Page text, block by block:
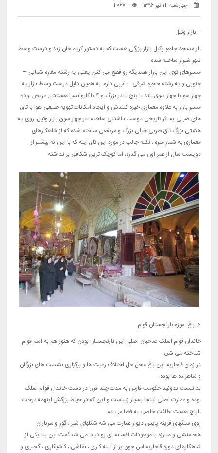
چهارشنبه 14 تیر 1396 4067
1. بازار وکیل
نار مسجد جامع وکیل بازار بزرگی هست که به دستور کریم خان زند و درست وسط
شهر شیراز ساخته شده.
مسیرهای توی این بازار همدیگه رو قطع می کنن یعنی یه رشته مغازه شمالی –
جنوبی و یه رشته حجره شرقی – غربی داره. به همین دلیل درست وسط بازار یه
چهار سو یا چهار سوق بلند با پنج تا در بزرگ و ۴ تا کاروانسرا هستش. عریض بودن
مسیر بازار به علاوه معماری خیره کنندش و ایجاد امکانات تهویه طبیعی هوا با تاق
های ضربی یه اثر تاریخی دوست داشتنی ساخته. در چهار سوق بازار وکیل، روی یه
هشتی بزرگ تاق ضربی خیلی بزرگ و مرتفعی ساخته شده که از شاهکارهای
معماری به شمار میره ، نکته جالب در مورد این تاق اینه که با این که بیشتر از
دویست سال از عمر اون می گذره، اما کوچک ترین شکافی بر نداشته.
2. باغ موزه نارنجستان قوام
خاندان قوام الملک صاحبان اصلی این نارنجستان بودن که هنوز هم به اسم قوام
شناخته می شن.
در زمان قاجاریه این باغ محل حل اختلاف رعیت ها و برگزاری نشست های بزرگان
و شاهزاده ها بوده.
بد نیست بدونید حکومت فارس به مدت چند قرن در دست خاندان قوام الملک
بوده و عمارت اصلی اینجا بسیار زیباست و این که در حیاط بزرگش اینهمه درخت
نارنج هست لطافت خاصی به فضا می ده.
روی سنگهای قرینه پایین دیوار عمارت می شه شکلهای شیر ، گور و سربازان
هخامنشی و مبارزه با موجودات افسانه ای رو دید. می شه گفت این بنا یکی از
شاهکارهای دوره قاجاریه اس چون پر از آینه کاری ، نقاشی ، کاشیکاری ، گچبری و